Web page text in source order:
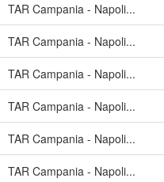
TAR Campania - Napoli...
TAR Campania - Napoli...
TAR Campania - Napoli...
TAR Campania - Napoli...
TAR Campania - Napoli...
TAR Campania - Napoli...